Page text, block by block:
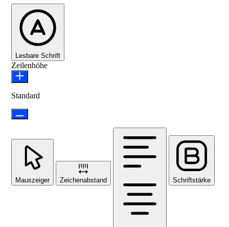
Lesbare Schrift
Zeilenhöhe
Standard
Mauszeiger Zeichenabstand Schriftstärke